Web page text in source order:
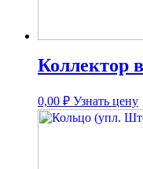
Коллектор
0,00 ₽ Узнать цену